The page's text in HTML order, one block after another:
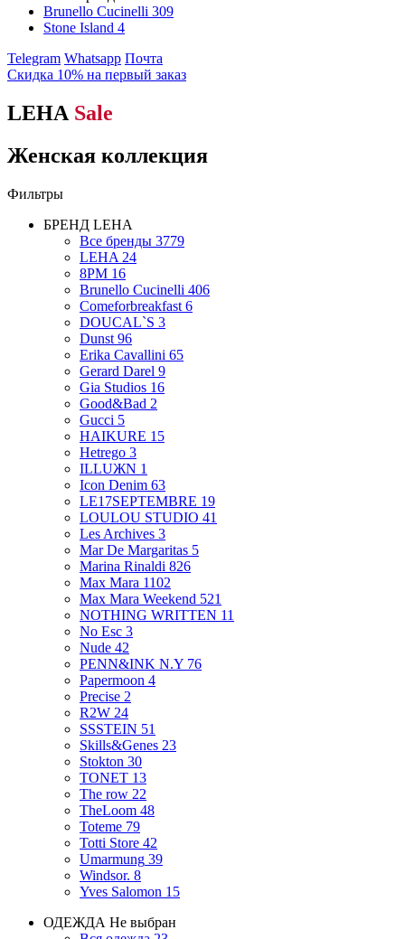
Brunello Cucinelli 309
Stone Island 4
Telegram Whatsapp Почта
Скидка 10% на первый заказ
LEHA Sale
Женская коллекция
Фильтры
БРЕНД LEHA
Все бренды 3779
LEHA 24
8PM 16
Brunello Cucinelli 406
Comeforbreakfast 6
DOUCAL`S 3
Dunst 96
Erika Cavallini 65
Gerard Darel 9
Gia Studios 16
Good&Bad 2
Gucci 5
HAIKURE 15
Hetrego 3
ILLUЖN 1
Icon Denim 63
LE17SEPTEMBRE 19
LOULOU STUDIO 41
Les Archives 3
Mar De Margaritas 5
Marina Rinaldi 826
Max Mara 1102
Max Mara Weekend 521
NOTHING WRITTEN 11
No Esc 3
Nude 42
PENN&INK N.Y 76
Papermoon 4
Precise 2
R2W 24
SSSTEIN 51
Skills&Genes 23
Stokton 30
TONET 13
The row 22
TheLoom 48
Toteme 79
Totti Store 42
Umarmung 39
Windsor. 8
Yves Salomon 15
ОДЕЖДА Не выбран